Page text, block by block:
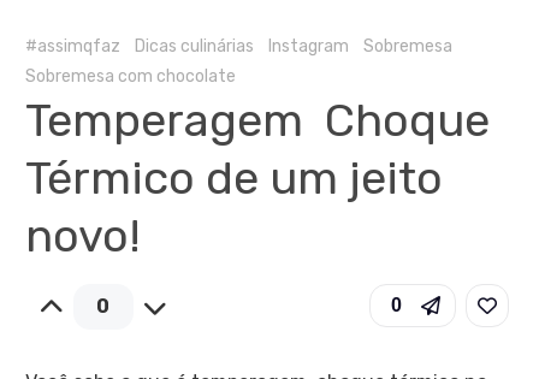
#assimqfaz Dicas culinárias Instagram
Sobremesa
Sobremesa com chocolate
Temperagem Choque
Térmico de um jeito
novo!
0 0